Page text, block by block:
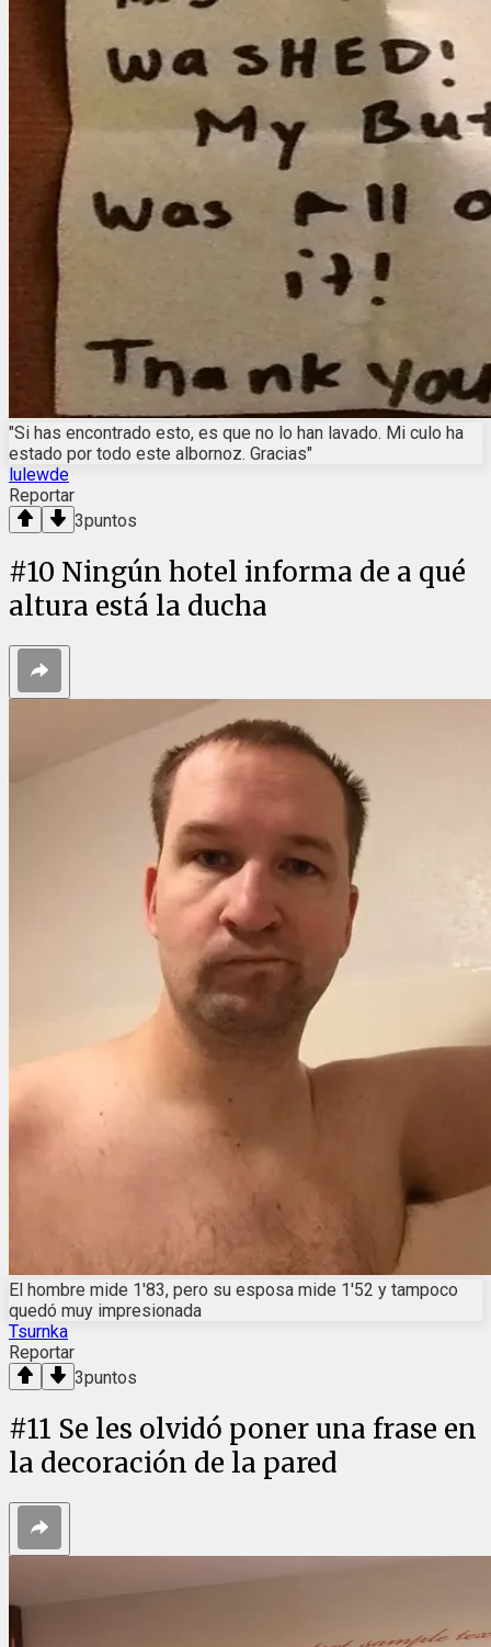
"Si has encontrado esto, es que no lo han lavado. Mi culo ha
estado por todo este albornoz. Gracias"
lulewde
Reportar
3puntos
#10 Ningún hotel informa de a qué
altura está la ducha
El hombre mide 1'83, pero su esposa mide 1'52 y tampoco
quedó muy impresionada
Tsurnka
Reportar
3puntos
#11 Se les olvidó poner una frase en
la decoración de la pared